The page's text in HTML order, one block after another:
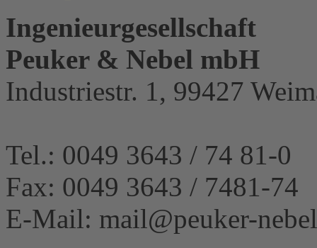
Ingenieurgesellschaft
Peuker & Nebel mbH
Industriestr. 1, 99427
Tel.: 0049 3643 / 74 81-0
Fax: 0049 3643 / 7481-74
E-Mail: mail@peuker-